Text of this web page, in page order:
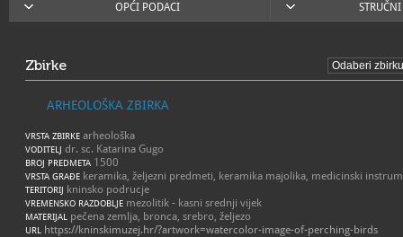
OPĆI PODACI
Zbirke
ARHEOLOŠKA ZBIRKA
VRSTA ZBIRKE arheološka
VODITELJ dr. sc. Katarina Gugo
BROJ PREDMETA 1500
VRSTA GRAĐE keramika, željezni predmeti, keramika majolika, medicinski
TERITORIJ kninsko podrucje
VREMENSKO RAZDOBLJE mezolitik - kasni srednji vijek
MATERIJAL pečena zemlja, bronca, srebro, željezo
URL https://kninskimuzej.hr/?artwork=watercolor-image-of-perching-birds